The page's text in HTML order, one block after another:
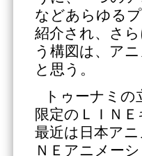
などあらゆる
紹介され、さ
う構図は、ア
と思う。
トゥーナミ
限定のＬＩＮ
最近は日本ア
ＮＥアニメー